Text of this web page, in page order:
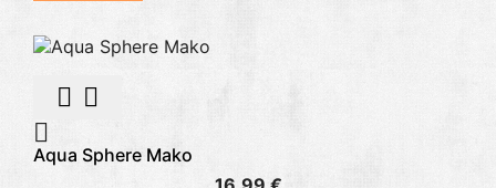



Aqua Sphere Mako